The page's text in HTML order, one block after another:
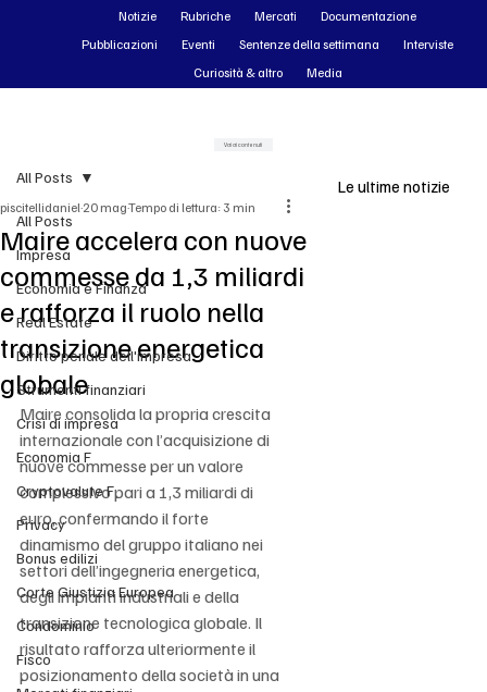
All Posts
Impresa
Economia e Finanza
Real Estate
Diritto penale dell'impresa
Strumenti finanziari
Crisi di impresa
Economia F
Cryptovalute F
Privacy
Bonus edilizi
Corte Giustizia Europea
Condominio
Fisco
All Posts
Maire accelera con nuove
commesse da 1,3 miliardi
e rafforza il ruolo nella
transizione energetica
globale
piscitellidaniel 20 magTempo di lettura: 3 min
Maire consolida la propria crescita
internazionale con l’acquisizione di
nuove commesse per un valore
complessivo pari a 1,3 miliardi di
euro, confermando il forte
dinamismo del gruppo italiano nei
settori dell’ingegneria energetica,
degli impianti industriali e della
transizione tecnologica globale. Il
risultato rafforza ulteriormente il
posizionamento della società in una
Le ultime notizie
Notizie Rubriche Mercati
Documentazione
Pubblicazioni
Eventi Sentenze della settimana
Interviste
Curiosità & altro
Media
Vai ai contenuti